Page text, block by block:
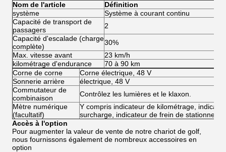
Nom de l'article
Définition
système
Système à courant continu
Capacité de transport de
passagers
2
Capacité d'escalade (charge
complète)
30%
Max. vitesse avant
23 km/h
kilométrage d'endurance
70 à 90 km
Corne de corne
Corne électrique, 48 V
Sonnerie arrière
électrique, 48 V
Commutateur de
combinaison
Contrôlez les lumières et le klaxon.
Mètre numérique
(facultatif)
Y compris indicateur de kilométrage,
surcharge, indicateur de frein de
Accès à l'option
Pour augmenter la valeur de vente de notre chariot de golf,
nous fournissons également de nombreux accessoires en
option